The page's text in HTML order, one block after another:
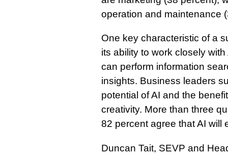
operation and maintenance
One key characteristic of a
its ability to work closely
can perform information
insights. Business leaders
potential of AI and the
creativity. More than three
82 percent agree that AI will
Duncan Tait, SEVP and